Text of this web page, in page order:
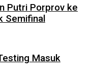
Putri Porprov ke
Semifinal
Masuk